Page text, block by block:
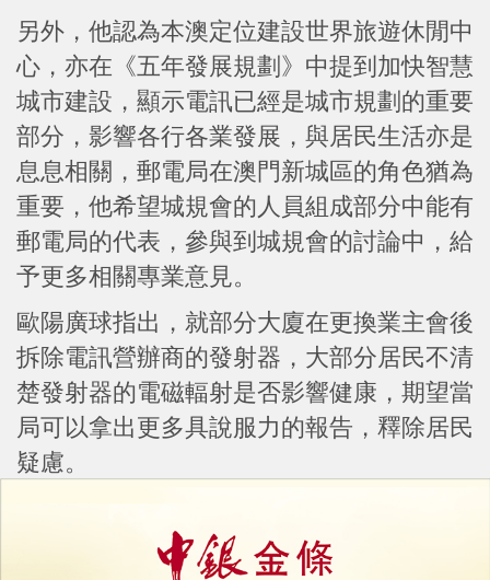
另外，他認為本澳定位建設世界旅遊休閒中
心，亦在《五年發展規劃》中提到加快智慧
城市建設，顯示電訊已經是城市規劃的重要
部分，影響各行各業發展，與居民生活亦是
息息相關，郵電局在澳門新城區的角色猶為
重要，他希望城規會的人員組成部分中能有
郵電局的代表，參與到城規會的討論中，給
予更多相關專業意見。
歐陽廣球指出，就部分大廈在更換業主會後
拆除電訊營辦商的發射器，大部分居民不清
楚發射器的電磁輻射是否影響健康，期望當
局可以拿出更多具說服力的報告，釋除居民
疑慮。